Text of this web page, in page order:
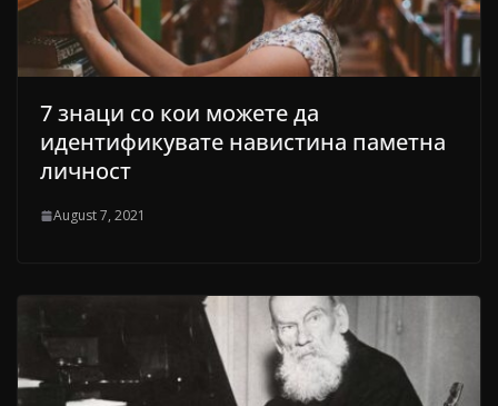
7 знаци со кои можете да
идентификувате навистина паметна
личност
August 7, 2021